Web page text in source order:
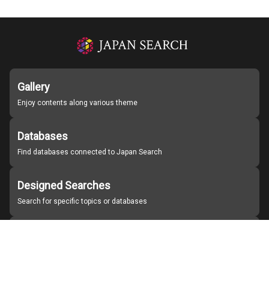
Gallery
Enjoy contents along various theme
Databases
Find databases connected to Japan Search
Designed Searches
Search for specific topics or databases